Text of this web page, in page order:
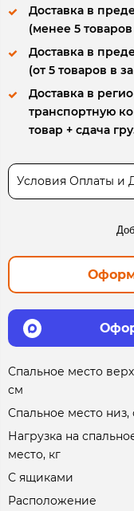
Доставка в
(менее 5 товаров
Доставка в
(от 5 товаров в
Доставка в
транспортную
товар + сдача
Условия Оплаты и
Спальное место
см
Спальное место низ,
Нагрузка на
место, кг
С ящиками
Расположение